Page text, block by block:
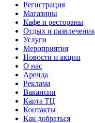
Регистрация
Магазины
Кафе и рестораны
Отдых и развлечения
Услуги
Мероприятия
Новости и акции
О нас
Аренда
Реклама
Вакансии
Карта ТЦ
Контакты
Как добраться